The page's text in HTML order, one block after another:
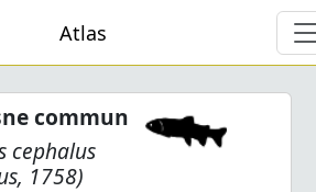
Atlas
commun
cephalus
1758)